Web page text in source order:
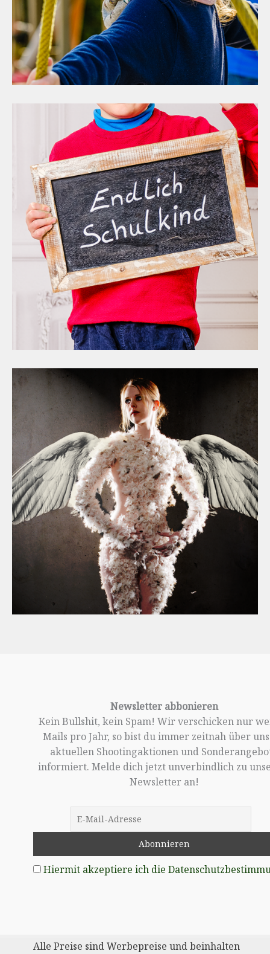
Newsletter abbonieren
Kein Bullshit, kein Spam! Wir verschicken nur
Mails pro Jahr, so bist du immer zeitnah über
aktuellen Shootingaktionen und
informiert. Melde dich jetzt unverbindlich zu
Newsletter an!
Hiermit akzeptiere ich die
Alle Preise sind Werbepreise und beinhalten